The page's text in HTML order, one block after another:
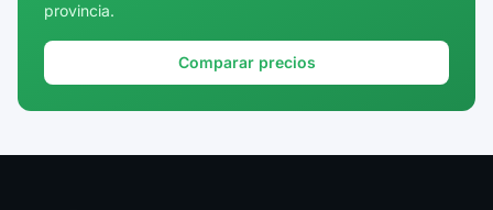
Girona
provincia.
Comparar precios